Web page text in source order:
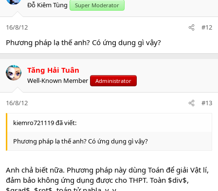
Đỗ Kiêm Tùng Super Moderator
16/8/12 #12
Phương pháp lạ thế anh? Có ứng dụng gì vậy?
Tăng Hải Tuân
Well-Known Member Administrator
16/8/12 #13
kiemro721119 đã viết:
Phương pháp lạ thế anh? Có ứng dụng gì vậy?
Anh chả biết nữa. Phương pháp này dùng Toán để giải Vật lí,
đảm bảo không ứng dụng được cho THPT. Toàn $div$,